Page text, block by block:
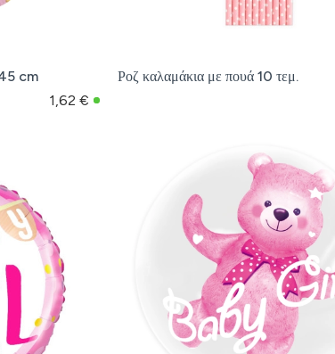
cm
1,62 €
Ροζ καλαμάκια με πουά 10 τεμ.